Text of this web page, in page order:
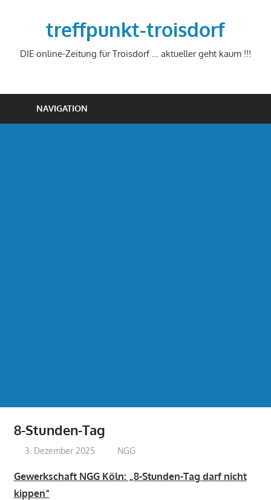
treffpunkt-troisdorf
DIE online-Zeitung für Troisdorf … aktueller geht kaum !!!
NAVIGATION
8-Stunden-Tag
3. Dezember 2025 treffpunkt
NGG
Gewerkschaft NGG Köln: „8-Stunden-Tag darf nicht
kippen“